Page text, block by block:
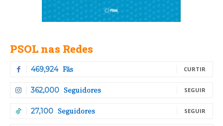
PSOL nas Redes
469,924 Fãs CURTIR
362,000 Seguidores SEGUIR
27,100 Seguidores SEGUIR